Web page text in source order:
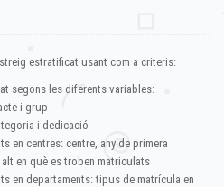
estratificat usant com a criteris:
segons les diferents variables:
i grup
i dedicació
en centres: centre, any de primera
en què es troben matriculats
en departaments: tipus de matrícula en